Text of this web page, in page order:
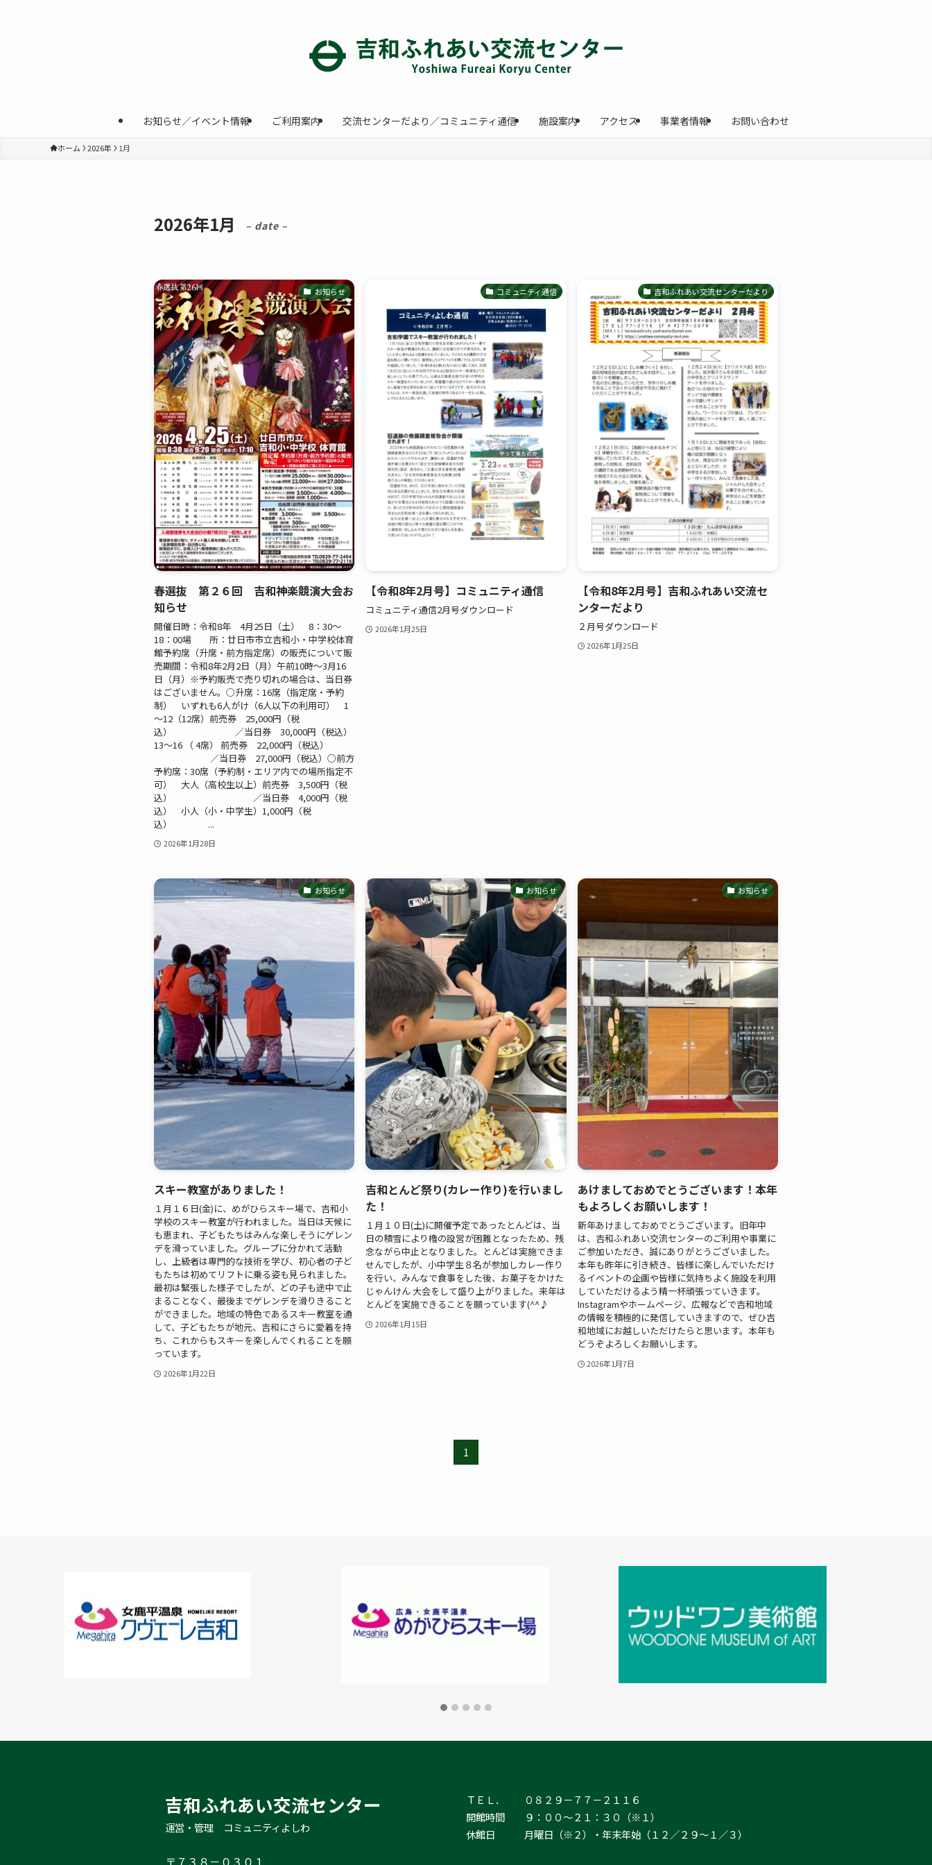
お知らせ／イベント情報 ご利用案内 交流センターだより／コミュニティ通信 施設案内 アクセス 事業者情報 お問い合わせ
ホーム 2026年 1月
2026年1月 – date –
お知らせ
春選抜 第２６回 吉和神楽競演大会お
知らせ
開催日時：令和8年 4月25日（土） 8：30～
18：00場 所：廿日市市立吉和小・中学校体育
館予約席（升席・前方指定席）の販売について販
売期間：令和8年2月2日（月）午前10時～3月16
日（月）※予約販売で売り切れの場合は、当日券
はございません。○升席：16席（指定席・予約
制） いずれも6人がけ（6人以下の利用可） 1
～12（12席）前売券 25,000円（税
込） ／当日券 30,000円（税込）
13～16 （ 4席） 前売券 22,000円（税込）
／当日券 27,000円（税込）○前方
予約席：30席（予約制・エリア内での場所指定不
可） 大人（高校生以上）前売券 3,500円（税
込） ／当日券 4,000円（税
込） 小人（小・中学生）1,000円（税
込） ...
2026年1月28日
コミュニティ通信
【令和8年2月号】コミュニティ通信
コミュニティ通信2月号ダウンロード
2026年1月25日
吉和ふれあい交流センターだより
【令和8年2月号】吉和ふれあい交流セ
ンターだより
２月号ダウンロード
2026年1月25日
お知らせ
スキー教室がありました！
１月１６日(金)に、めがひらスキー場で、吉和小
学校のスキー教室が行われました。当日は天候に
も恵まれ、子どもたちはみんな楽しそうにゲレン
デを滑っていました。グループに分かれて活動
し、上級者は専門的な技術を学び、初心者の子ど
もたちは初めてリフトに乗る姿も見られました。
最初は緊張した様子でしたが、どの子も途中で止
まることなく、最後までゲレンデを滑りきること
ができました。地域の特色であるスキー教室を通
して、子どもたちが地元、吉和にさらに愛着を持
ち、これからもスキーを楽しんでくれることを願
っています。
2026年1月22日
お知らせ
吉和とんど祭り(カレー作り)を行いまし
た！
１月１０日(土)に開催予定であったとんどは、当
日の積雪により櫓の設営が困難となったため、残
念ながら中止となりました。とんどは実施できま
せんでしたが、小中学生８名が参加しカレー作り
を行い、みんなで食事をした後、お菓子をかけた
じゃんけん 大会をして盛り上がりました。来年は
とんどを実施できることを願っています(^^♪
2026年1月15日
お知らせ
あけましておめでとうございます！本年
もよろしくお願いします！
新年あけましておめでとうございます。旧年中
は、吉和ふれあい交流センターのご利用や事業に
ご参加いただき、誠にありがとうございました。
本年も昨年に引き続き、皆様に楽しんでいただけ
るイベントの企画や皆様に気持ちよく施設を利用
していただけるよう精一杯頑張っていきます。
Instagramやホームページ、広報などで吉和地域
の情報を積極的に発信していきますので、ぜひ吉
和地域にお越しいただけたらと思います。本年も
どうぞよろしくお願いします。
2026年1月7日
1
吉和ふれあい交流センター
運営・管理　コミュニティよしわ
〒７３８－０３０１
ＴＥＬ．　　０８２９－７７－２１１６
開館時間　　９：００～２１：３０（※１）
休館日　　　月曜日（※２）・年末年始（１２／２９～１／３）